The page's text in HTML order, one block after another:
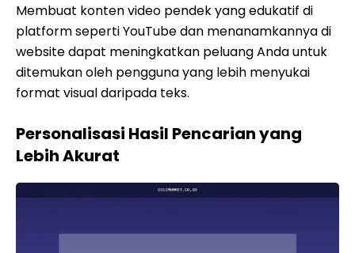
Membuat konten video pendek yang edukatif di
platform seperti YouTube dan menanamkannya di
website dapat meningkatkan peluang Anda untuk
ditemukan oleh pengguna yang lebih menyukai
format visual daripada teks.
Personalisasi Hasil Pencarian yang
Lebih Akurat